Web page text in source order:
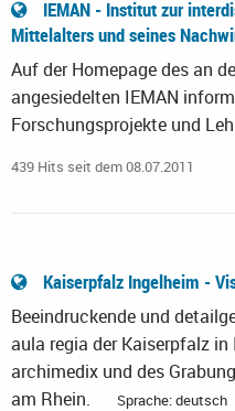
IEMAN - Institut zur
Mittelalters und seines
Auf der Homepage des an
angesiedelten IEMAN
Forschungsprojekte und
439 Hits seit dem 08.07.2011
Kaiserpfalz Ingelheim -
Beeindruckende und
aula regia der Kaiserpfalz
archimedix und des
am Rhein.
Sprache: deutsch